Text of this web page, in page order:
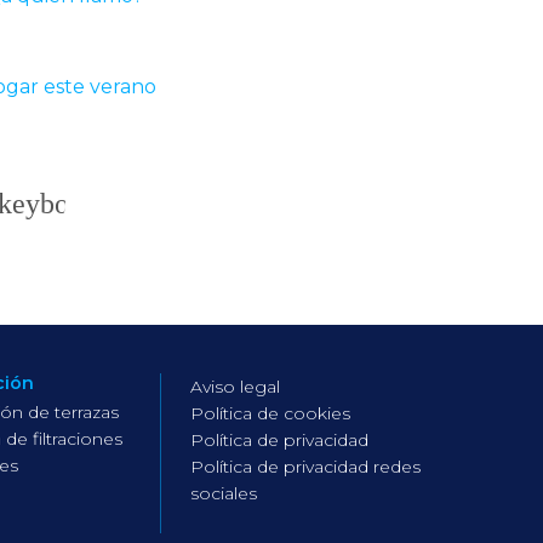
este verano
de terrazas
de filtraciones
Aviso legal
Política de cookies
Política de privacidad
Política de privacidad redes
sociales